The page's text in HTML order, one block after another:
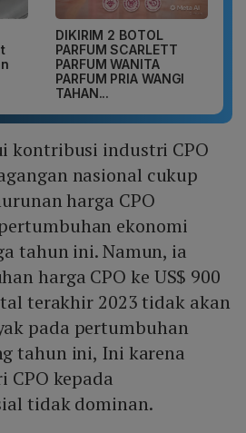
DIKIRIM 2 BOTOL
PARFUM SCARLETT
PARFUM WANITA
PARFUM PRIA WANGI
TAHAN...
kontribusi industri CPO
nasional cukup
harga CPO
ekonomi
tahun ini. Namun, ia
harga CPO ke US$ 900
terakhir 2023 tidak akan
pada pertumbuhan
tahun ini, Ini karena
kepada
tidak dominan.